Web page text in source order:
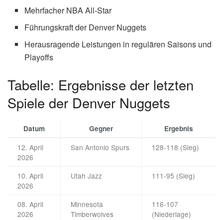
Mehrfacher NBA All-Star
Führungskraft der Denver Nuggets
Herausragende Leistungen in regulären Saisons und
Playoffs
Tabelle: Ergebnisse der letzten
Spiele der Denver Nuggets
Datum Gegner Ergebnis
12. April
2026
San Antonio Spurs 128-118 (Sieg)
10. April
2026
Utah Jazz 111-95 (Sieg)
08. April
2026
Minnesota
Timberwolves
116-107
(Niederlage)